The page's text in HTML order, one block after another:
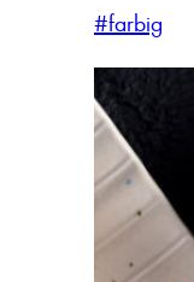
#farbig